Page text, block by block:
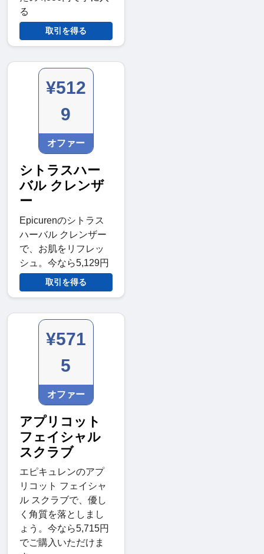
る
取引を得る
¥512
9
オファー
シトラスハー
バル クレンザ
ー
Epicurenのシトラス
ハーバル クレンザー
で、お肌をリフレッ
シュ。今なら5,129円
取引を得る
¥571
5
オファー
アプリコット
フェイシャル
スクラブ
エピキュレンのアプ
リコット フェイシャ
ル スクラブで、優し
く角質を落としまし
ょう。今なら5,715円
でご購入いただけま